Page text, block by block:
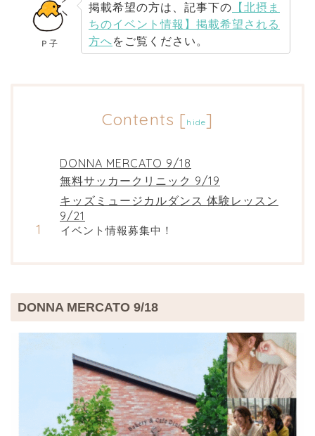
Ｐ子
掲載希望の方は、記事下の 【北摂ま
ちのイベント情報】掲載希望される
方へをご覧ください。
Contents [ hide]
DONNA MERCATO 9/18
無料サッカークリニック 9/19
キッズミュージカルダンス 体験レッスン
9/21
イベント情報募集中！
DONNA MERCATO 9/18